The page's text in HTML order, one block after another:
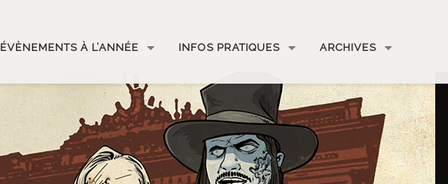
ÉVÈNEMENTS À L’ANNÉE INFOS PRATIQUES ARCHIVES